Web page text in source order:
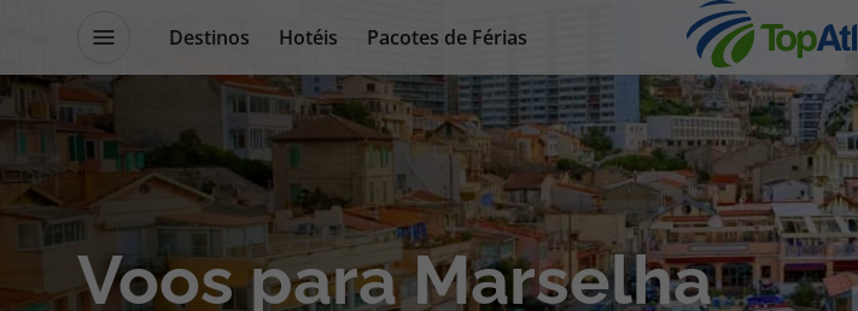
Destinos Hotéis
Pacotes de Férias
Promoções
Blog TopViagens
Destinos Escapadinhas
Voos para Marselha